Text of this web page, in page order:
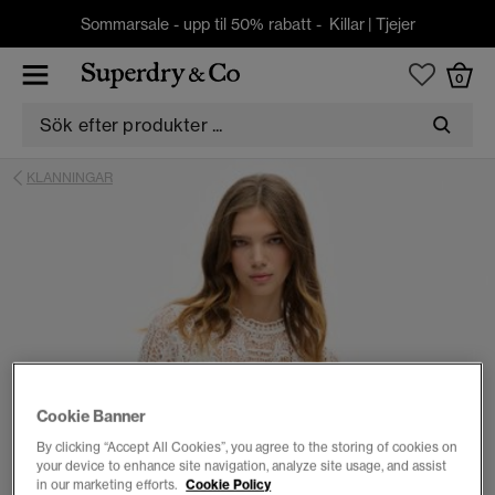
Sommarsale - upp til 50% rabatt - Killar| Tjejer
0
KLANNINGAR
Cookie Banner
By clicking “Accept All Cookies”, you agree to the storing of cookies on
your device to enhance site navigation, analyze site usage, and assist
in our marketing efforts. Cookie Policy